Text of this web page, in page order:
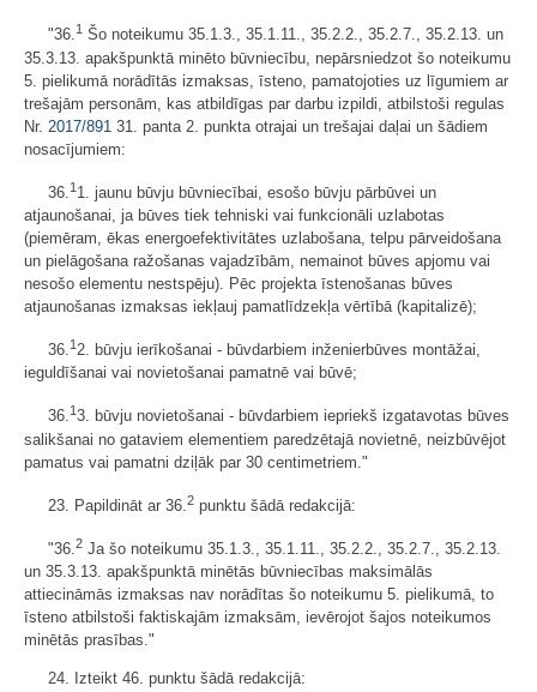
"36.1 Šo noteikumu 35.1.3., 35.1.11.​​​​​​​, 35.2.2.​​​​​​​, 35.2.7., 35.2.13.​​​​​​​ un
35.3.13. apakšpunktā minēto būvniecību, nepārsniedzot šo noteikumu
5. pielikumā norādītās izmaksas, īsteno, pamatojoties uz līgumiem ar
trešajām personām, kas atbildīgas par darbu izpildi, atbilstoši regulas
Nr. 2017/891 31. panta 2. punkta otrajai un trešajai daļai un šādiem
nosacījumiem:
36. 1 1. jaunu būvju būvniecībai, esošo būvju pārbūvei un
atjaunošanai, ja būves tiek tehniski vai funkcionāli uzlabotas
(piemēram, ēkas energoefektivitātes uzlabošana, telpu pārveidošana
un pielāgošana ražošanas vajadzībām, nemainot būves apjomu vai
nesošo elementu nestspēju). Pēc projekta īstenošanas būves
atjaunošanas izmaksas iekļauj pamatlīdzekļa vērtībā (kapitalizē);
36.12. būvju ierīkošanai - būvdarbiem inženierbūves montāžai,
ieguldīšanai vai novietošanai pamatnē vai būvē;
36.1 3. būvju novietošanai - būvdarbiem iepriekš izgatavotas būves
salikšanai no gataviem elementiem paredzētajā novietnē, neizbūvējot
pamatus vai pamatni dziļāk par 30 centimetriem."
23. Papildināt ar 36. 2 punktu šādā redakcijā:
"36.2 Ja šo noteikumu 35.1.3., 35.1.11.​​​​​​​, 35.2.2.​​​​​​, 35.2.7.​​​​​​​, 35.2.13.​​​​​​​
un 35.3.13. apakšpunktā minētās būvniecības maksimālās
attiecināmās izmaksas nav norādītas šo noteikumu 5. pielikumā, to
īsteno atbilstoši faktiskajām izmaksām, ievērojot šajos noteikumos
minētās prasības."
24. Izteikt 46. punktu šādā redakcijā: